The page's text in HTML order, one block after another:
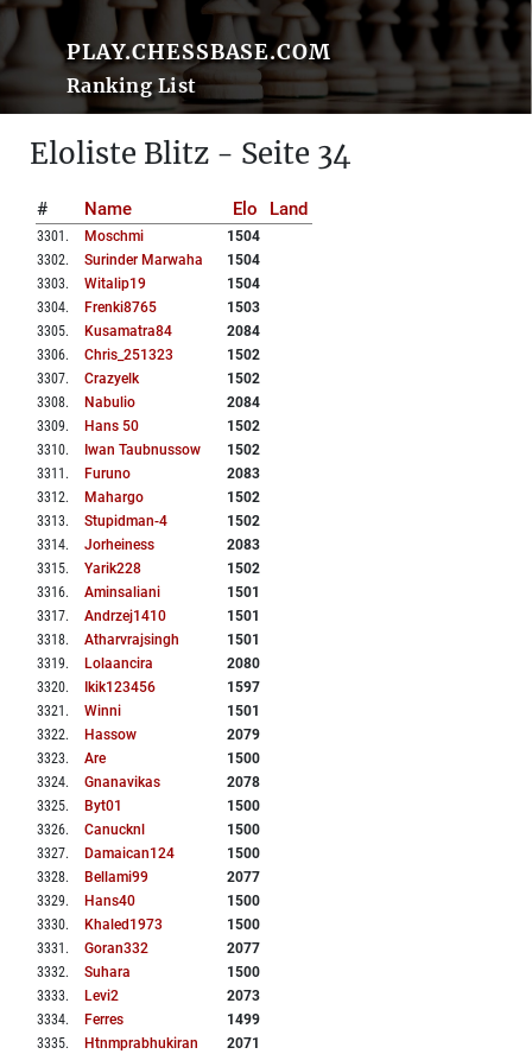
PLAY.CHESSBASE.COM
Ranking List
Eloliste Blitz - Seite 34
# Name Elo Land
3301 . Moschmi
1504
3302. Surinder Marwaha
1504
3303. Witalip19
1504
3304. Frenki8765
1503
3305. Kusamatra84
2084
3306. Chris_251323
1502
3307. Crazyelk
1502
3308. Nabulio
2084
3309. Hans 50
1502
3310. Iwan Taubnussow
1502
3311 . Furuno
2083
3312. Mahargo
1502
3313. Stupidman-4
1502
3314. Jorheiness
2083
3315. Yarik228
1502
3316. Aminsaliani
1501
3317. Andrzej1410
1501
3318. Atharvrajsingh
1501
3319. Lolaancira
2080
3320. Ikik123456
1597
3321 . Winni
1501
3322. Hassow
2079
3323. Are
1500
3324. Gnanavikas
2078
3325. Byt01
1500
3326. Canucknl
1500
3327. Damaican124
1500
3328. Bellami99
2077
3329. Hans40
1500
3330. Khaled1973
1500
3331 . Goran332
2077
3332. Suhara
1500
3333. Levi2
2073
3334. Ferres
1499
3335. Htnmprabhukiran
2071